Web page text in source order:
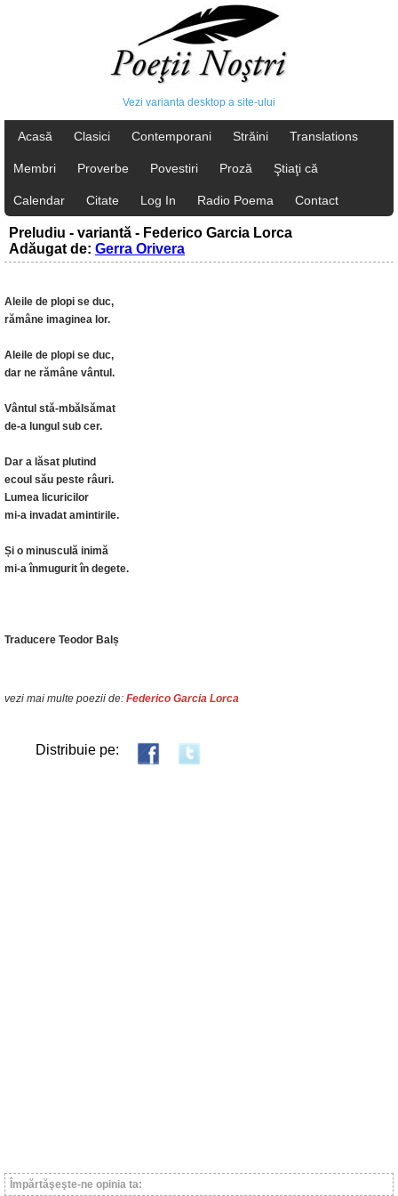
Vezi varianta desktop a site-ului
Acasă Clasici Contemporani Străini Translations
Membri Proverbe Povestiri Proză Ştiaţi că
Calendar Citate Log In Radio Poema Contact
Preludiu - variantă - Federico Garcia Lorca
Adăugat de: Gerra Orivera
Aleile de plopi se duc,
rămâne imaginea lor.
Aleile de plopi se duc,
dar ne rămâne vântul.
Vântul stă-mbălsămat
de-a lungul sub cer.
Dar a lăsat plutind
ecoul său peste râuri.
Lumea licuricilor
mi-a invadat amintirile.
Și o minusculă inimă
mi-a înmugurit în degete.
Traducere Teodor Balș
vezi mai multe poezii de: Federico Garcia Lorca
Distribuie pe:
Împărtăşeşte-ne opinia ta: